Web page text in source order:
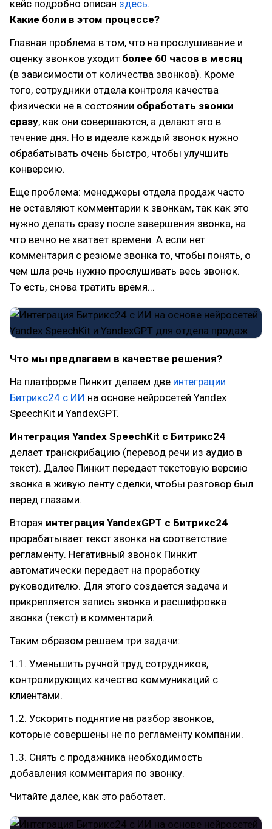
кейс подробно описан здесь.
Какие боли в этом процессе?
Главная проблема в том, что на прослушивание и
оценку звонков уходит более 60 часов в месяц
(в зависимости от количества звонков). Кроме
того, сотрудники отдела контроля качества
физически не в состоянии обработать звонки
сразу, как они совершаются, а делают это в
течение дня. Но в идеале каждый звонок нужно
обрабатывать очень быстро, чтобы улучшить
конверсию.
Еще проблема: менеджеры отдела продаж часто
не оставляют комментарии к звонкам, так как это
нужно делать сразу после завершения звонка, на
что вечно не хватает времени. А если нет
комментария с резюме звонка то, чтобы понять, о
чем шла речь нужно прослушивать весь звонок.
То есть, снова тратить время...
Что мы предлагаем в качестве решения?
На платформе Пинкит делаем две интеграции
Битрикс24 с ИИ на основе нейросетей Yandex
SpeechKit и YandexGPT.
Интеграция Yandex SpeechKit с Битрикс24
делает транскрибацию (перевод речи из аудио в
текст). Далее Пинкит передает текстовую версию
звонка в живую ленту сделки, чтобы разговор был
перед глазами.
Вторая интеграция YandexGPT с Битрикс24
прорабатывает текст звонка на соответствие
регламенту. Негативный звонок Пинкит
автоматически передает на проработку
руководителю. Для этого создается задача и
прикрепляется запись звонка и расшифровка
звонка (текст) в комментарий.
Таким образом решаем три задачи:
1.1. Уменьшить ручной труд сотрудников,
контролирующих качество коммуникаций с
клиентами.
1.2. Ускорить поднятие на разбор звонков,
которые совершены не по регламенту компании.
1.3. Снять с продажника необходимость
добавления комментария по звонку.
Читайте далее, как это работает.